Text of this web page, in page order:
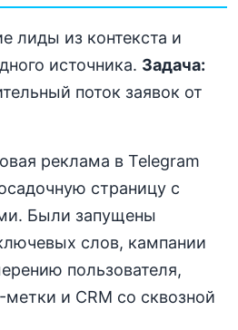
лиды из контекста и
источника. Задача:
поток заявок от
реклама в Telegram
страницу с
Были запущены
слов, кампании
пользователя,
и CRM со сквозной